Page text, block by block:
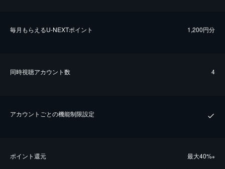
毎⽉もらえるU-NEXTポイント 1,200円分
同時視聴アカウント数 4
アカウントごとの機能制限設定
ポイント還元 最⼤40%※